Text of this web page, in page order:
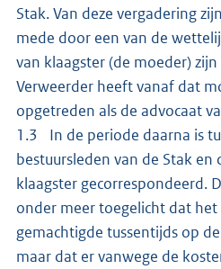
Stak. Van deze vergadering
mede door een van de
van klaagster (de moeder)
Verweerder heeft vanaf dat
opgetreden als de advocaat
1.3 In de periode daarna is
bestuursleden van de Stak en
klaagster gecorrespondeerd.
onder meer toegelicht dat
gemachtigde tussentijds op
maar dat er vanwege de